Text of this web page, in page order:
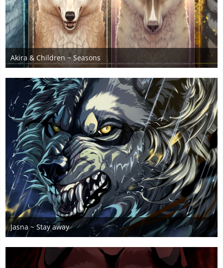
Akira & Children ~ Seasons
2. August 2025
4
Jasna ~ Stay away
12. Juli 2025
2